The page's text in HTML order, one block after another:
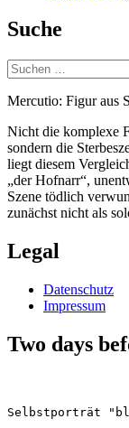
Suche
Suchen
nach:
Mercutio: Figur aus
Nicht die komplexe
sondern die
liegt diesem
„der Hofnarr“,
Szene tödlich
zunächst nicht als
Legal
Datenschutz
Impressum
Two days
Selbstporträt